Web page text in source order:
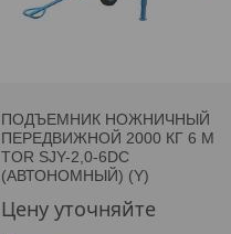
ПОДЪЕМНИК НОЖНИЧНЫЙ
ПЕРЕДВИЖНОЙ 2000 КГ 6 М
TOR SJY-2,0-6DC
(АВТОНОМНЫЙ) (Y)
Цену уточняйте